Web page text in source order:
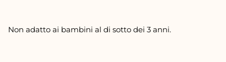
Non adatto ai bambini al di sotto dei 3 anni.